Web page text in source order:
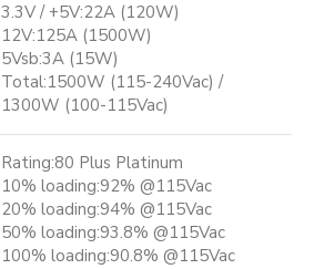
3.3V / +5V:22A (120W)
12V:125A (1500W)
5Vsb:3A (15W)
Total:1500W (115-240Vac) /
1300W (100-115Vac)
Rating:80 Plus Platinum
10% loading:92% @115Vac
20% loading:94% @115Vac
50% loading:93.8% @115Vac
100% loading:90.8% @115Vac